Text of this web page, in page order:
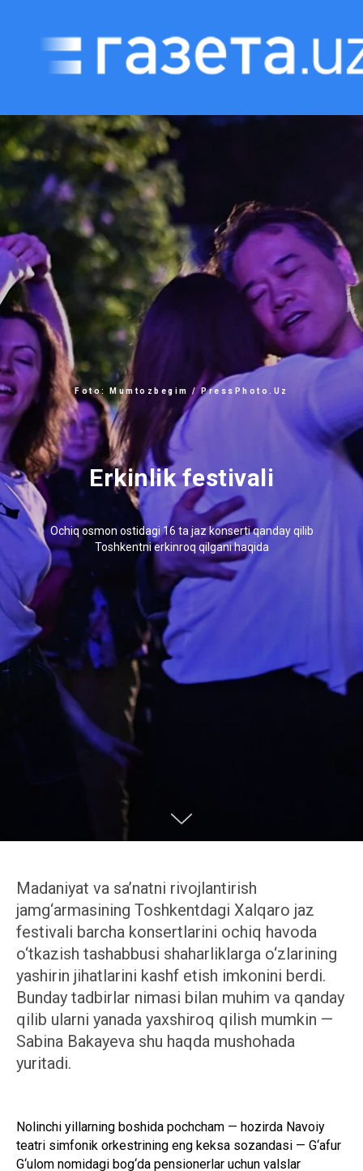
Foto: Mumtozbegim / PressPhoto.Uz
Erkinlik festivali
Ochiq osmon ostidagi 16 ta jaz konserti qanday qilib
Toshkentni erkinroq qilgani haqida
Madaniyat va sa’natni rivojlantirish
jamg‘armasining Toshkentdagi Xalqaro jaz
festivali barcha konsertlarini ochiq havoda
o‘tkazish tashabbusi shaharliklarga o‘zlarining
yashirin jihatlarini kashf etish imkonini berdi.
Bunday tadbirlar nimasi bilan muhim va qanday
qilib ularni yanada yaxshiroq qilish mumkin —
Sabina Bakayeva shu haqda mushohada
yuritadi.
Nolinchi yillarning boshida pochcham — hozirda Navoiy
teatri simfonik orkestrining eng keksa sozandasi — G‘afur
G‘ulom nomidagi bog‘da pensionerlar uchun valslar